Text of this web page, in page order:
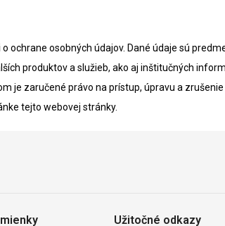
ochrane osobných údajov. Dané údaje sú
produktov a služieb, ako aj inštitučných
je zaručené právo na prístup, úpravu a
tejto webovej stránky.
Užitočné odkazy